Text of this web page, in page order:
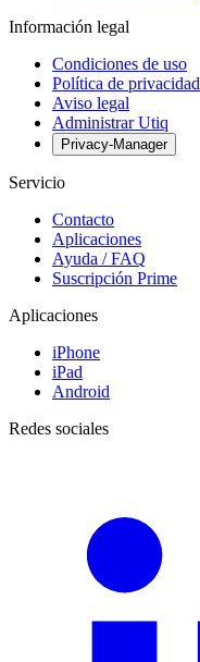
Información legal
Condiciones de uso
Política de privacidad
Aviso legal
Administrar Utiq
Privacy-Manager
Servicio
Contacto
Aplicaciones
Ayuda / FAQ
Suscripción Prime
Aplicaciones
iPhone
iPad
Android
Redes sociales